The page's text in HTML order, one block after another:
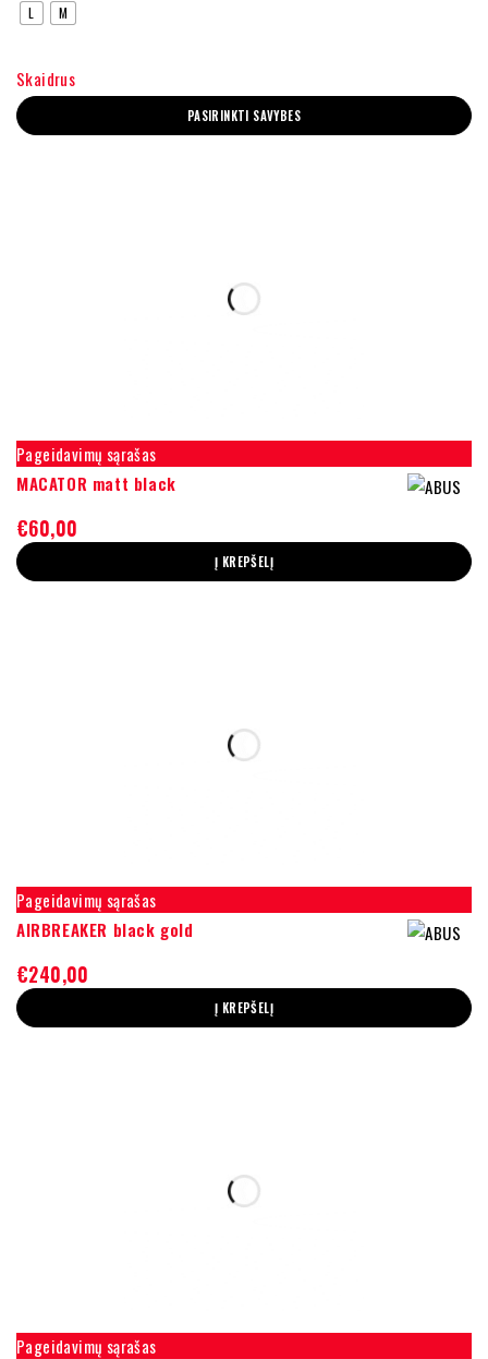
L M
Skaidrus
PASIRINKTI SAVYBES
Pageidavimų sąrašas
MACATOR matt black
€60,00
Į KREPŠELĮ
Pageidavimų sąrašas
AIRBREAKER black gold
€240,00
Į KREPŠELĮ
Pageidavimų sąrašas